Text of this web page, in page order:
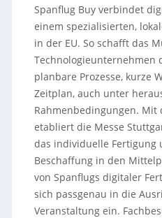
Spanflug Buy verbindet
einem spezialisierten,
in der EU. So schafft das
Technologieunternehmen
planbare Prozesse, kurze
Zeitplan, auch unter
Rahmenbedingungen. Mit
etabliert die Messe
das individuelle Fertigung
Beschaffung in den
von Spanflugs digitaler
sich passgenau in die
Veranstaltung ein.